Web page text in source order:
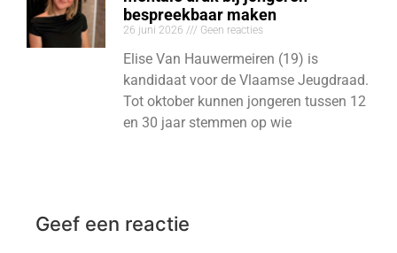
bespreekbaar maken
26 juni 2026 Geen reacties
Elise Van Hauwermeiren (19) is
kandidaat voor de Vlaamse Jeugdraad.
Tot oktober kunnen jongeren tussen 12
en 30 jaar stemmen op wie
Geef een reactie